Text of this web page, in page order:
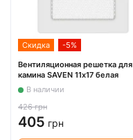
Скидка -5%
Вентиляционная решетка для
камина SAVEN 11х17 белая
В наличии
426 грн
405 грн